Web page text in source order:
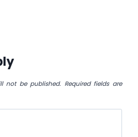
not be published. Required fields are